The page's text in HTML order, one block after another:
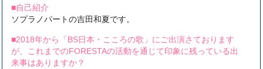
■自己紹介
ソプラノパートの吉田和夏です。
■2018年から「BS日本・こころの歌」にご出演さております
が、これまでのFORESTAの活動を通じて印象に残っている出
来事はありますか？